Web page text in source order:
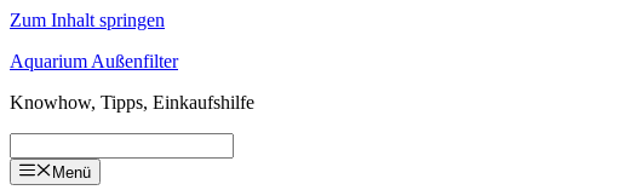
Zum Inhalt springen
Aquarium Außenfilter
Knowhow, Tipps, Einkaufshilfe
Menü